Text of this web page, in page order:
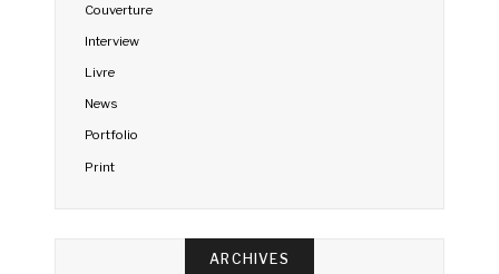
Couverture
Interview
Livre
News
Portfolio
Print
ARCHIVES